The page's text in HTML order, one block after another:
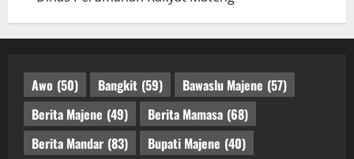
Awo (50) Bangkit (59) Bawaslu Majene (57)
Berita Majene (49) Berita Mamasa (68)
Berita Mandar (83) Bupati Majene (40)